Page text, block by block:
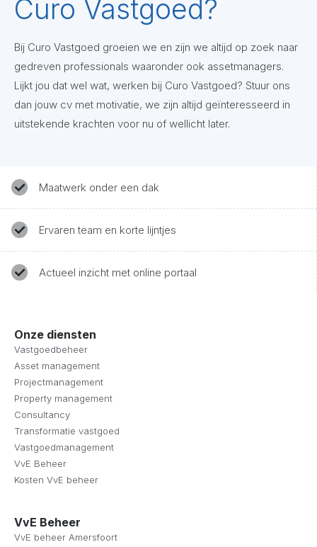
Curo Vastgoed?
Bij Curo Vastgoed groeien we en zijn we altijd op zoek naar
gedreven professionals waaronder ook assetmanagers.
Lijkt jou dat wel wat, werken bij Curo Vastgoed? Stuur ons
dan jouw cv met motivatie, we zijn altijd geïnteresseerd in
uitstekende krachten voor nu of wellicht later.
Maatwerk onder een dak
Ervaren team en korte lijntjes
Actueel inzicht met online portaal
Onze diensten
Vastgoedbeheer
Asset management
Projectmanagement
Property management
Consultancy
Transformatie vastgoed
Vastgoedmanagement
VvE Beheer
Kosten VvE beheer
VvE Beheer
VvE beheer Amersfoort